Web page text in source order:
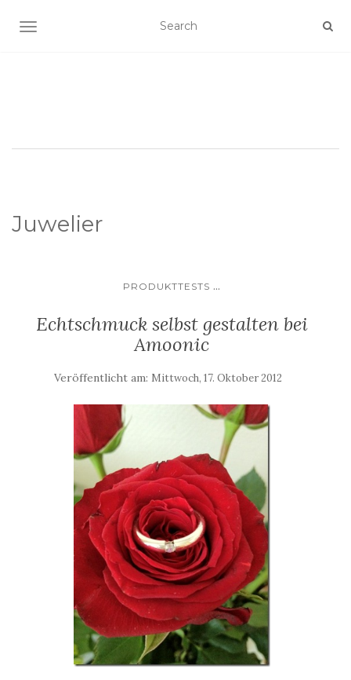
SCHALTE NAVIGATION
Juwelier
PRODUKTTESTS ...
Echtschmuck selbst gestalten bei
Amoonic
Veröffentlicht am: Mittwoch, 17. Oktober 2012